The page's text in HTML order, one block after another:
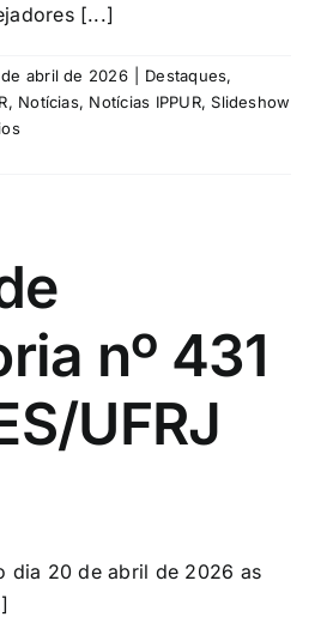
[...]
abril de 2026 Destaques,
, Notícias, Notícias IPPUR,Slideshow
nº 431
UFRJ
dia 20 de abril de 2026 as